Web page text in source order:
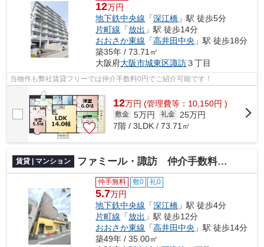
12万円
地下鉄中央線 「深江橋 」駅 徒歩5分
片町線 「放出 」駅 徒歩14分
おおさか東線 「高井田中央 」駅 徒歩18分
築35年 / 73.71㎡
大阪府大阪市城東区諏訪３丁目
当物件も弊社賃貸フリーでは仲介手数料0円でご紹介可能です！
12万円 (管理費等：10,150円 )
敷金 5万円 礼金
25万円
7階 / 3LDK / 73.71㎡
賃貸 | マンション ファミール・諏訪 仲介手数料無料
仲手無料 敷0 礼0
5.7万円
地下鉄中央線 「深江橋 」駅 徒歩4分
片町線 「放出 」駅 徒歩12分
おおさか東線 「高井田中央 」駅 徒歩14分
築49年 / 35.00㎡